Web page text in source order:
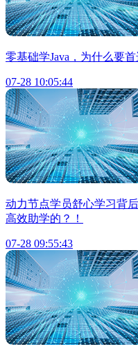
零基础学Java，为什么要
07-28 10:05:44
动力节点学员舒心学习背
高效助学的？！
07-28 09:55:43